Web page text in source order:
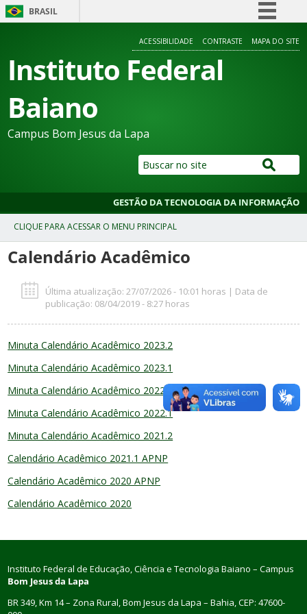
BRASIL
Participe
ACESSIBILIDADE CONTRASTE MAPA DO SITE
Instituto Federal
Baiano
Campus Bom Jesus da Lapa
GESTÃO DA TECNOLOGIA DA INFORMAÇÃO
Calendário Acadêmico
Última atualização: 27/07/2026 - 10:01 horas | Data de
publicação: 08/04/2019 - 8:27 horas
Minuta Calendário Acadêmico 2023.2
Minuta Calendário Acadêmico 2023.1
Minuta Calendário Acadêmico 2022.2
Minuta Calendário Acadêmico 2022.1
Minuta Calendário Acadêmico 2021.2
Calendário Acadêmico 2021.1 APNP
Calendário Acadêmico 2020 APNP
Calendário Acadêmico 2020
Instituto Federal de Educação, Ciência e Tecnologia Baiano – Campus
Bom Jesus da Lapa
BR 349, Km 14 – Zona Rural, Bom Jesus da Lapa – Bahia, CEP: 47600-